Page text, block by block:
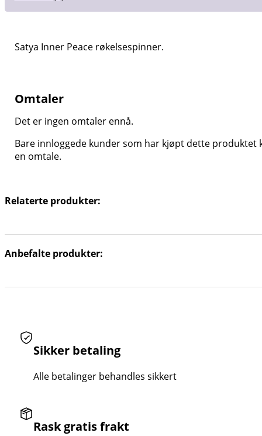
Satya Inner Peace røkelsespinner.
Omtaler
Det er ingen omtaler ennå.
Bare innloggede kunder som har kjøpt dette produktet
en omtale.
Relaterte produkter:
Anbefalte produkter:
Sikker betaling
Alle betalinger behandles sikkert
Rask gratis frakt